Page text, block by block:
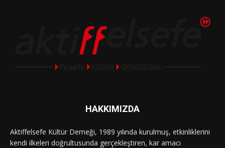
HAKKIMIZDA
Aktiffelsefe Kültür Derneği, 1989 yılında kurulmuş, etkinliklerini
kendi ilkeleri doğrultusunda gerçekleştiren, kar amacı